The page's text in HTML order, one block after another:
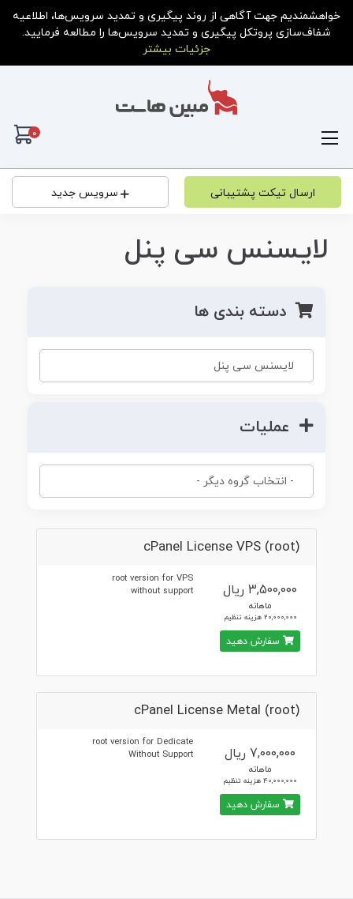
خواهشمندیم جهت آگاهی از روند پیگیری و تمدید سرویس‌ها، اطلاعیه
شفاف‌سازی پروتکل پیگیری و تمدید سرویس‌ها را مطالعه فرمایید.
جزئیات بیشتر
0
ارسال تیکت پشتیبانی سرویس جدید
لایسنس سی پنل
دسته بندی ها
عملیات
cPanel License VPS (root)
root version for VPS
without support
3,500,000 ریال
ماهانه
20,000,000 هزینه تنظیم
سفارش دهید
cPanel License Metal (root)
root version for Dedicate
Without Support
7,000,000 ریال
ماهانه
40,000,000 هزینه تنظیم
سفارش دهید